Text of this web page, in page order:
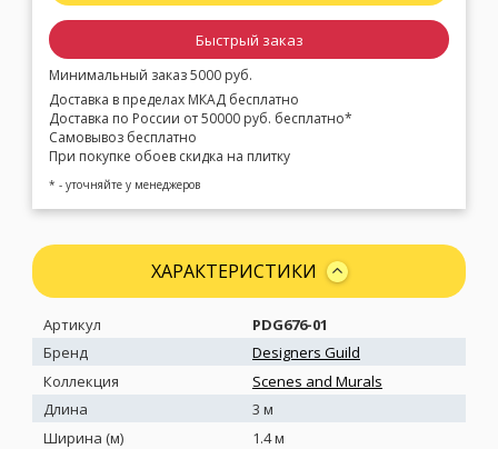
Быстрый заказ
Минимальный заказ 5000 руб.
Доставка в пределах МКАД бесплатно
Доставка по России от 50000 руб. бесплатно*
Самовывоз бесплатно
При покупке обоев скидка на плитку
* - уточняйте у менеджеров
ХАРАКТЕРИСТИКИ
Артикул
PDG676-01
Бренд
Designers Guild
Коллекция
Scenes and Murals
Длина
3 м
Ширина (м)
1.4 м